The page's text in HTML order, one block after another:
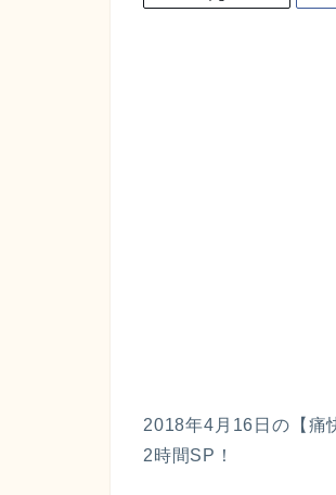
2018年4月16日の【痛
2時間SP！